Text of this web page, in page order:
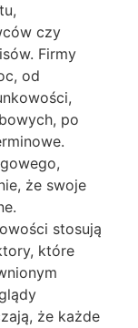
czy
Firmy
od
po
że swoje
stosują
które
że każde